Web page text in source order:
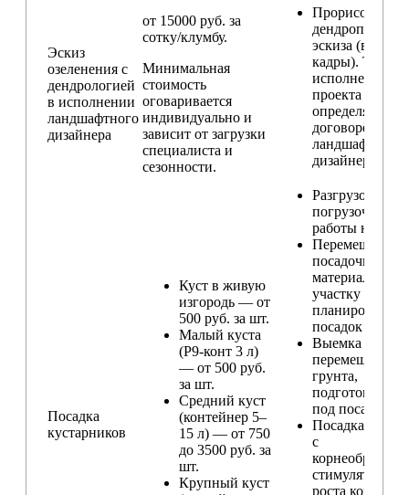
Эскиз
озеленения с
дендрологией
в исполнении
ландшафтного
дизайнера
от 15000 руб. за
сотку/клумбу.
Минимальная
стоимость
оговаривается
индивидуально и
зависит от загрузки
специалиста и
сезонности.
Прорисовка
дендроплана и
эскиза
кадры).
исполнения
проекта
определяется
ландшафтным
дизайнером
Посадка
кустарников
Куст в живую
изгородь — от
500 руб. за шт.
Малый куста
(Р9-конт 3 л)
— от 500 руб.
за шт.
Средний куст
(контейнер 5–
15 л) — от 750
до 3500 руб. за
шт.
Крупный куст
Разгрузо-
погрузочные
работы на
Перемещение
посадочного
материала по
участку и
планирование
посадок
Выемка и
перемещение
грунта,
подготовка
под посадку
Посадка
с
стимулятором
роста корней